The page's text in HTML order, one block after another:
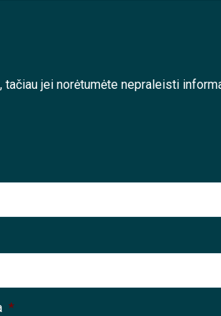
tačiau jei norėtumėte nepraleisti
*